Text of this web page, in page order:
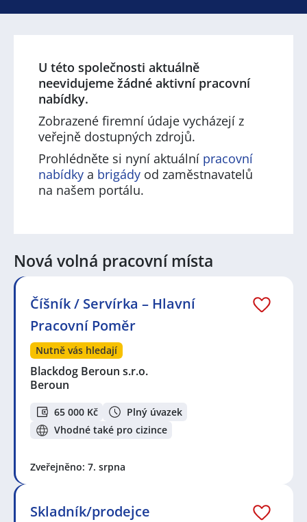
U této společnosti aktuálně
neevidujeme žádné aktivní pracovní
nabídky.
Zobrazené firemní údaje vycházejí z
veřejně dostupných zdrojů.
Prohlédněte si nyní aktuální pracovní
nabídky a brigády od zaměstnavatelů
na našem portálu.
Nová volná pracovní místa
Číšník / Servírka – Hlavní
Pracovní Poměr
Nutně vás hledají
Blackdog Beroun s.r.o.
Beroun
65 000 Kč
Plný úvazek
Vhodné také pro cizince
Zveřejněno: 7. srpna
Skladník/prodejce